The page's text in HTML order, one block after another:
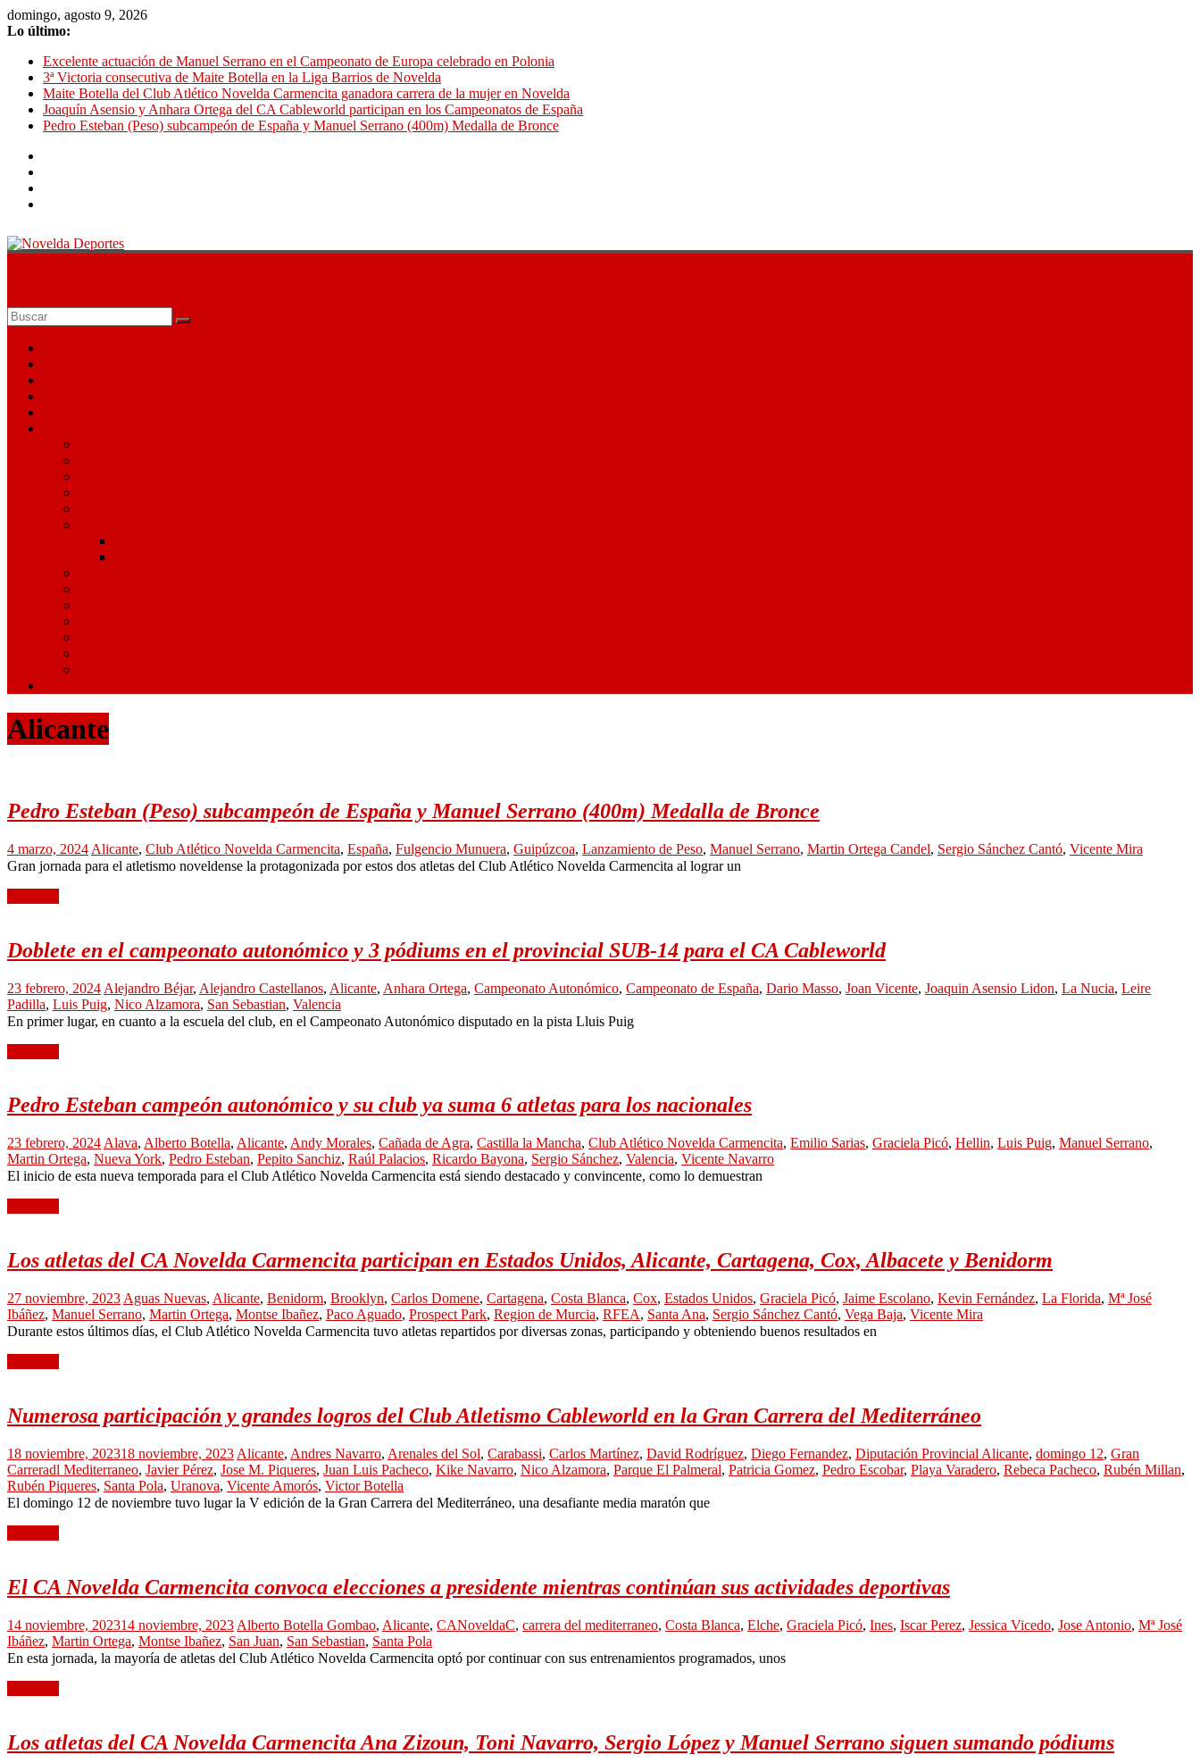
Saltar
al
domingo, agosto 9, 2026
Lo último:
Excelente actuación de Manuel Serrano en el Campeonato de Europa celebrado en Polonia
3ª Victoria consecutiva de Maite Botella en la Liga Barrios de Novelda
Maite Botella del Club Atlético Novelda Carmencita ganadora carrera de la mujer en Novelda
Joaquín Asensio y Anhara Ortega del CA Cableworld participan en los Campeonatos de España
Pedro Esteban (Peso) subcampeón de España y Manuel Serrano (400m) Medalla de Bronce
Pasión
nuestro
deporte
Alicante
Pedro Esteban (Peso) subcampeón de España y Manuel Serrano (400m) Medalla de Bronce
4 marzo, 2024 Alicante, Club Atlético Novelda Carmencita, España, Fulgencio Munuera, Guipúzcoa, Lanzamiento de Peso, Manuel Serrano, Martin Ortega Candel, Sergio Sánchez Cantó, Vicente Mira
Gran jornada para el atletismo noveldense la protagonizada por estos dos atletas del Club Atlético Novelda Carmencita al lograr un
Doblete en el campeonato autonómico y 3 pódiums en el provincial SUB-14 para el CA Cableworld
23 febrero, 2024 Alejandro Béjar, Alejandro Castellanos, Alicante, Anhara Ortega, Campeonato Autonómico, Campeonato de España, Dario Masso, Joan Vicente, Joaquin Asensio Lidon, La Nucia, Leire
Padilla, Luis Puig, Nico Alzamora, San Sebastian, Valencia
En primer lugar, en cuanto a la escuela del club, en el Campeonato Autonómico disputado en la pista Lluis Puig
Pedro Esteban campeón autonómico y su club ya suma 6 atletas para los nacionales
23 febrero, 2024 Alava, Alberto Botella, Alicante, Andy Morales, Cañada de Agra, Castilla la Mancha, Club Atlético Novelda Carmencita, Emilio Sarias, Graciela Picó, Hellin, Luis Puig, Manuel Serrano,
Martin Ortega, Nueva York, Pedro Esteban, Pepito Sanchiz, Raúl Palacios, Ricardo Bayona, Sergio Sánchez, Valencia, Vicente Navarro
El inicio de esta nueva temporada para el Club Atlético Novelda Carmencita está siendo destacado y convincente, como lo demuestran
Los atletas del CA Novelda Carmencita participan en Estados Unidos, Alicante, Cartagena, Cox, Albacete y Benidorm
27 noviembre, 2023 Aguas Nuevas, Alicante, Benidorm, Brooklyn, Carlos Domene, Cartagena, Costa Blanca, Cox, Estados Unidos, Graciela Picó, Jaime Escolano, Kevin Fernández, La Florida, Mª José
Ibáñez, Manuel Serrano, Martin Ortega, Montse Ibañez, Paco Aguado, Prospect Park, Region de Murcia, RFEA, Santa Ana, Sergio Sánchez Cantó, Vega Baja, Vicente Mira
Durante estos últimos días, el Club Atlético Novelda Carmencita tuvo atletas repartidos por diversas zonas, participando y obteniendo buenos resultados en
Numerosa participación y grandes logros del Club Atletismo Cableworld en la Gran Carrera del Mediterráneo
18 noviembre, 202318 noviembre, 2023 Alicante, Andres Navarro, Arenales del Sol, Carabassi, Carlos Martínez, David Rodríguez, Diego Fernandez, Diputación Provincial Alicante, domingo 12, Gran
Carreradl Mediterraneo, Javier Pérez, Jose M. Piqueres, Juan Luis Pacheco, Kike Navarro, Nico Alzamora, Parque El Palmeral, Patricia Gomez, Pedro Escobar, Playa Varadero, Rebeca Pacheco, Rubén Millan,
Rubén Piqueres, Santa Pola, Uranova, Vicente Amorós, Victor Botella
El domingo 12 de noviembre tuvo lugar la V edición de la Gran Carrera del Mediterráneo, una desafiante media maratón que
El CA Novelda Carmencita convoca elecciones a presidente mientras continúan sus actividades deportivas
14 noviembre, 202314 noviembre, 2023 Alberto Botella Gombao, Alicante, CANoveldaC, carrera del mediterraneo, Costa Blanca, Elche, Graciela Picó, Ines, Iscar Perez, Jessica Vicedo, Jose Antonio, Mª José
Ibáñez, Martin Ortega, Montse Ibañez, San Juan, San Sebastian, Santa Pola
En esta jornada, la mayoría de atletas del Club Atlético Novelda Carmencita optó por continuar con sus entrenamientos programados, unos
Los atletas del CA Novelda Carmencita Ana Zizoun, Toni Navarro, Sergio López y Manuel Serrano siguen sumando pódiums